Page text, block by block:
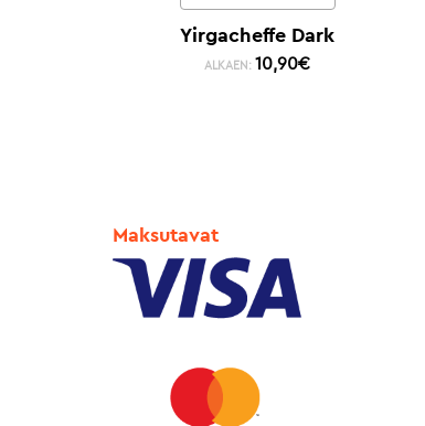
Yirgacheffe Dark
ALKAEN: 10,90€
Maksutavat